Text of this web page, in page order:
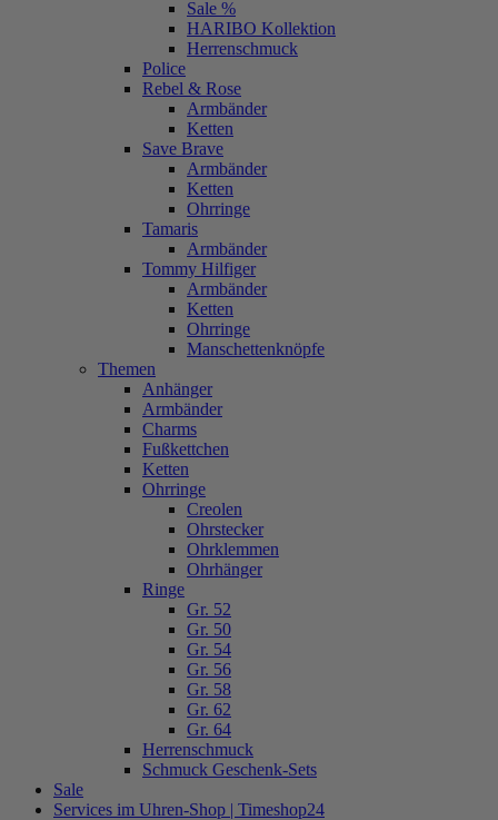
Sale %
HARIBO Kollektion
Herrenschmuck
Police
Rebel & Rose
Armbänder
Ketten
Save Brave
Armbänder
Ketten
Ohrringe
Tamaris
Armbänder
Tommy Hilfiger
Armbänder
Ketten
Ohrringe
Manschettenknöpfe
Themen
Anhänger
Armbänder
Charms
Fußkettchen
Ketten
Ohrringe
Creolen
Ohrstecker
Ohrklemmen
Ohrhänger
Ringe
Gr. 52
Gr. 50
Gr. 54
Gr. 56
Gr. 58
Gr. 62
Gr. 64
Herrenschmuck
Schmuck Geschenk-Sets
Sale
Services im Uhren-Shop | Timeshop24